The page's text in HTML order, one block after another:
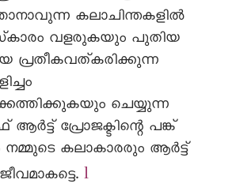
കലാചിന്തകളിൽ
വളരുകയും പുതിയ
പ്രതീകവത്‌കരിക്കുന്ന
ചെയ്യുന്ന
ആർട്ട്‌ പ്രോജക്ടിന്റെ പങ്ക്‌
കലാകാരരും ആർട്ട്‌
l